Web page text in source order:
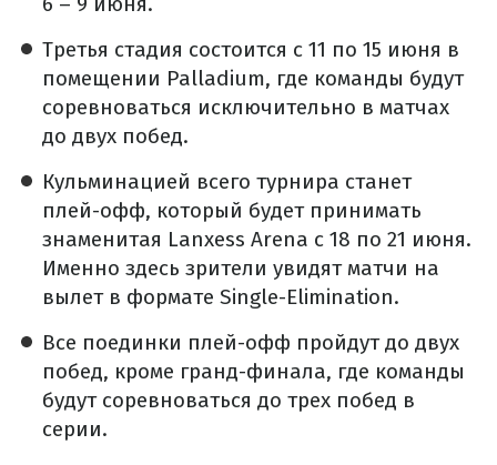
Третья стадия состоится с 11 по 15 июня в
помещении Palladium, где команды будут
соревноваться исключительно в матчах
до двух побед.
Кульминацией всего турнира станет
плей-офф, который будет принимать
знаменитая Lanxess Arena с 18 по 21 июня.
Именно здесь зрители увидят матчи на
вылет в формате Single-Elimination.
Все поединки плей-офф пройдут до двух
побед, кроме гранд-финала, где команды
будут соревноваться до трех побед в
серии.